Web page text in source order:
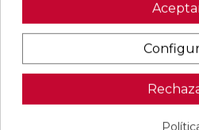
NATURAL
favorite
PULIDO
RECTIFICADO
favorite